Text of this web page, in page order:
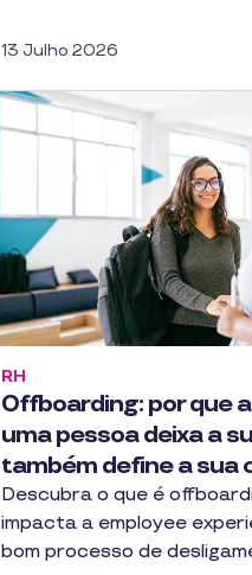
13 Julho 2026
Offboarding: por que
uma pessoa deixa a
também define a sua
RH
Descubra o que é
impacta a employee
bom processo de